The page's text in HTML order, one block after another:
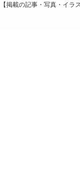
【掲載の記事・写真・イ